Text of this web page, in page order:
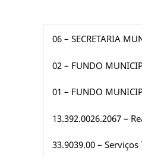
06 – SECRETARIA
02 – FUNDO
01 – FUNDO
13.392.0026.2067 –
33.9039.00 –